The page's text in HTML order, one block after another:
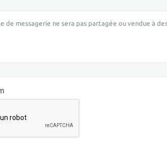
de messagerie ne sera pas partagée ou vendue à